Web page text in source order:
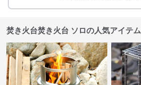
焚き火台焚き火台 ソロの人気アイテム